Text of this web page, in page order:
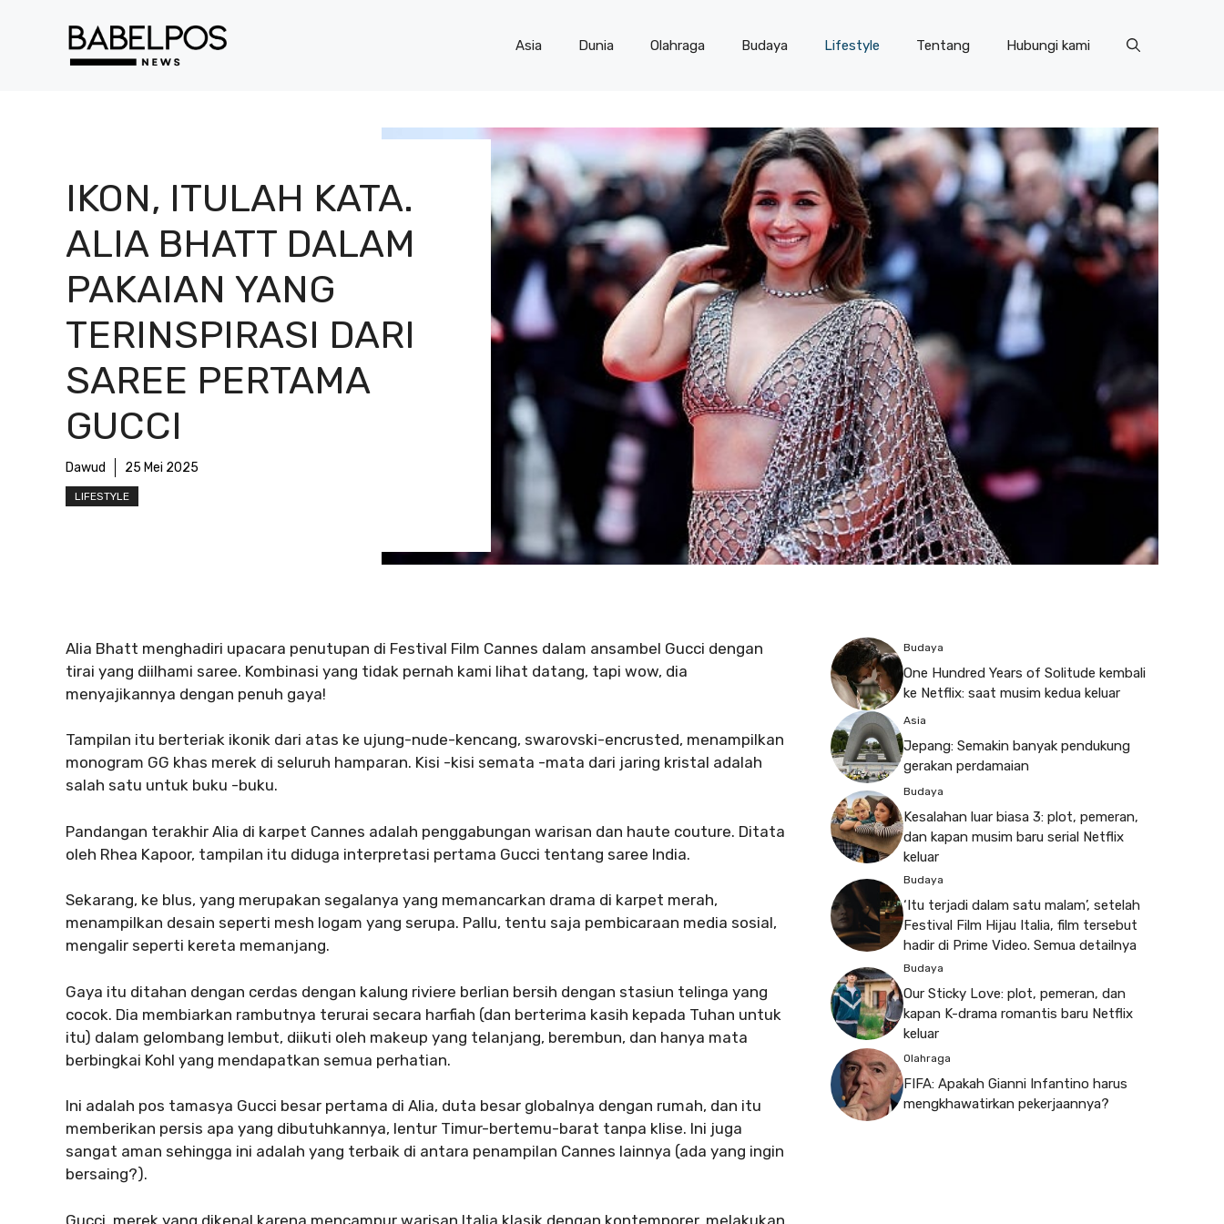
Asia Dunia Olahraga Budaya Lifestyle Tentang Hubungi kami
IKON, ITULAH KATA.
ALIA BHATT DALAM
PAKAIAN YANG
TERINSPIRASI DARI
SAREE PERTAMA
GUCCI
Dawud 25 Mei 2025
LIFESTYLE
Alia Bhatt menghadiri upacara penutupan di Festival Film Cannes dalam ansambel Gucci dengan
tirai yang diilhami saree. Kombinasi yang tidak pernah kami lihat datang, tapi wow, dia
menyajikannya dengan penuh gaya!
Tampilan itu berteriak ikonik dari atas ke ujung-nude-kencang, swarovski-encrusted, menampilkan
monogram GG khas merek di seluruh hamparan. Kisi -kisi semata -mata dari jaring kristal adalah
salah satu untuk buku -buku.
Pandangan terakhir Alia di karpet Cannes adalah penggabungan warisan dan haute couture. Ditata
oleh Rhea Kapoor, tampilan itu diduga interpretasi pertama Gucci tentang saree India.
Sekarang, ke blus, yang merupakan segalanya yang memancarkan drama di karpet merah,
menampilkan desain seperti mesh logam yang serupa. Pallu, tentu saja pembicaraan media sosial,
mengalir seperti kereta memanjang.
Gaya itu ditahan dengan cerdas dengan kalung riviere berlian bersih dengan stasiun telinga yang
cocok. Dia membiarkan rambutnya terurai secara harfiah (dan berterima kasih kepada Tuhan untuk
itu) dalam gelombang lembut, diikuti oleh makeup yang telanjang, berembun, dan hanya mata
berbingkai Kohl yang mendapatkan semua perhatian.
Ini adalah pos tamasya Gucci besar pertama di Alia, duta besar globalnya dengan rumah, dan itu
memberikan persis apa yang dibutuhkannya, lentur Timur-bertemu-barat tanpa klise. Ini juga
sangat aman sehingga ini adalah yang terbaik di antara penampilan Cannes lainnya (ada yang ingin
bersaing?).
Gucci, merek yang dikenal karena mencampur warisan Italia klasik dengan kontemporer, melakukan
Budaya
One Hundred Years of Solitude kembali
ke Netflix: saat musim kedua keluar
Asia
Jepang: Semakin banyak pendukung
gerakan perdamaian
Budaya
Kesalahan luar biasa 3: plot, pemeran,
dan kapan musim baru serial Netflix
keluar
Budaya
‘Itu terjadi dalam satu malam’, setelah
Festival Film Hijau Italia, film tersebut
hadir di Prime Video. Semua detailnya
Budaya
Our Sticky Love: plot, pemeran, dan
kapan K-drama romantis baru Netflix
keluar
Olahraga
FIFA: Apakah Gianni Infantino harus
mengkhawatirkan pekerjaannya?